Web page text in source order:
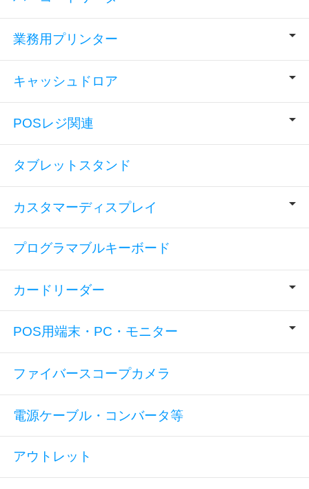
業務用プリンター
キャッシュドロア
POSレジ関連
タブレットスタンド
カスタマーディスプレイ
プログラマブルキーボード
カードリーダー
POS用端末・PC・モニター
ファイバースコープカメラ
電源ケーブル・コンバータ等
アウトレット